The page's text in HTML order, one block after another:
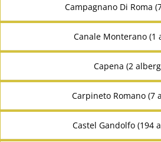
Campagnano Di Roma
Canale Monterano (1
Capena (2
Carpineto Romano (7
Castel Gandolfo (194